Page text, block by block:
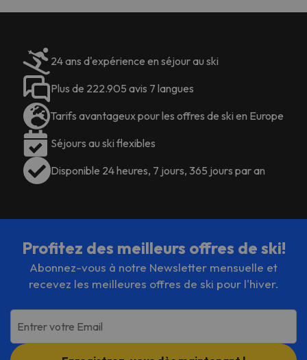
24 ans d'expérience en séjour au ski
Plus de 222.905 avis 7 langues
Tarifs avantageux pour les offres de ski en Europe
Séjours au ski flexibles
Disponible 24 heures, 7 jours, 365 jours par an
Profitez des meilleurs offres de ski!
Abonnez-vous à notre Newsletter mensuelle et
recevez les meilleures offres de ski pour l'hiver.
Entrer votre Email